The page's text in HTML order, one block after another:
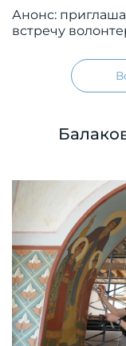
Анонс:
встречу